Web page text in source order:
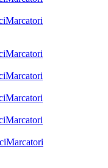
Marcatori
Marcatori
Marcatori
Marcatori
Marcatori
Marcatori